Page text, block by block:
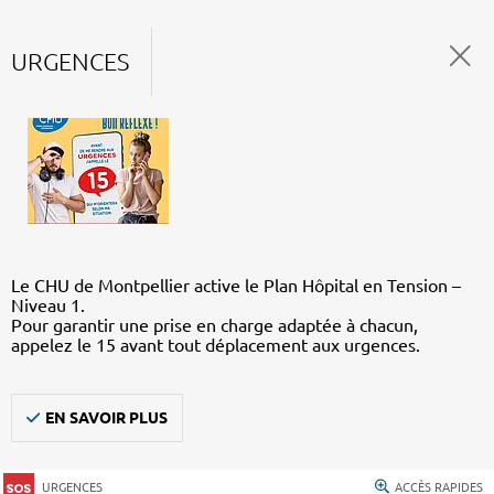
URGENCES
Le CHU de Montpellier active le Plan Hôpital en Tension –
Niveau 1.
Pour garantir une prise en charge adaptée à chacun,
appelez le 15 avant tout déplacement aux urgences.
EN SAVOIR PLUS
URGENCES ACCÈS RAPIDES